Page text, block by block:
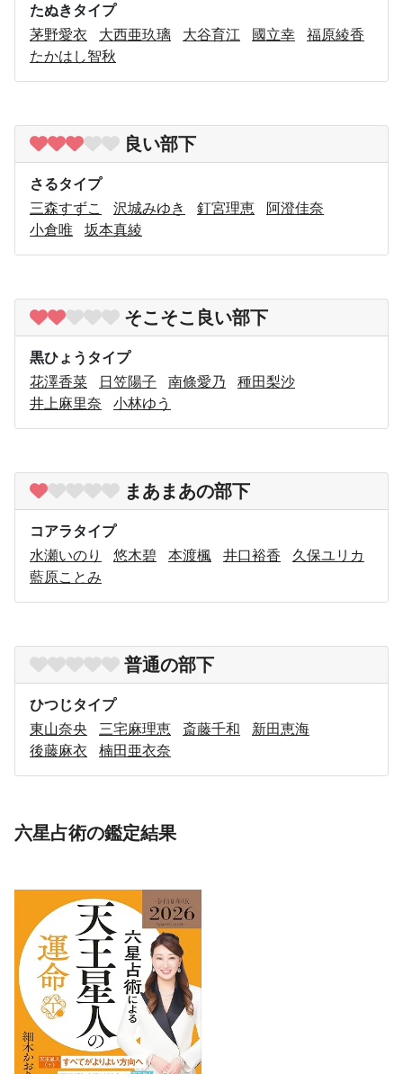
たぬきタイプ
茅野愛衣
大西亜玖璃 大谷育江 國立幸
福原綾香
たかはし智秋
良い部下
さるタイプ
三森すずこ
沢城みゆき 釘宮理恵
阿澄佳奈
小倉唯
坂本真綾
そこそこ良い部下
黒ひょうタイプ
花澤香菜
日笠陽子 南條愛乃
種田梨沙
井上麻里奈
小林ゆう
まあまあの部下
コアラタイプ
水瀬いのり
悠木碧 本渡楓 井口裕香
久保ユリカ
藍原ことみ
普通の部下
ひつじタイプ
東山奈央
三宅麻理恵 斎藤千和
新田恵海
後藤麻衣
楠田亜衣奈
六星占術の鑑定結果